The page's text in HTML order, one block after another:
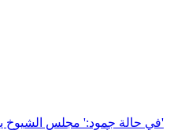
'في حالة جمود:' مجلس الشيوخ